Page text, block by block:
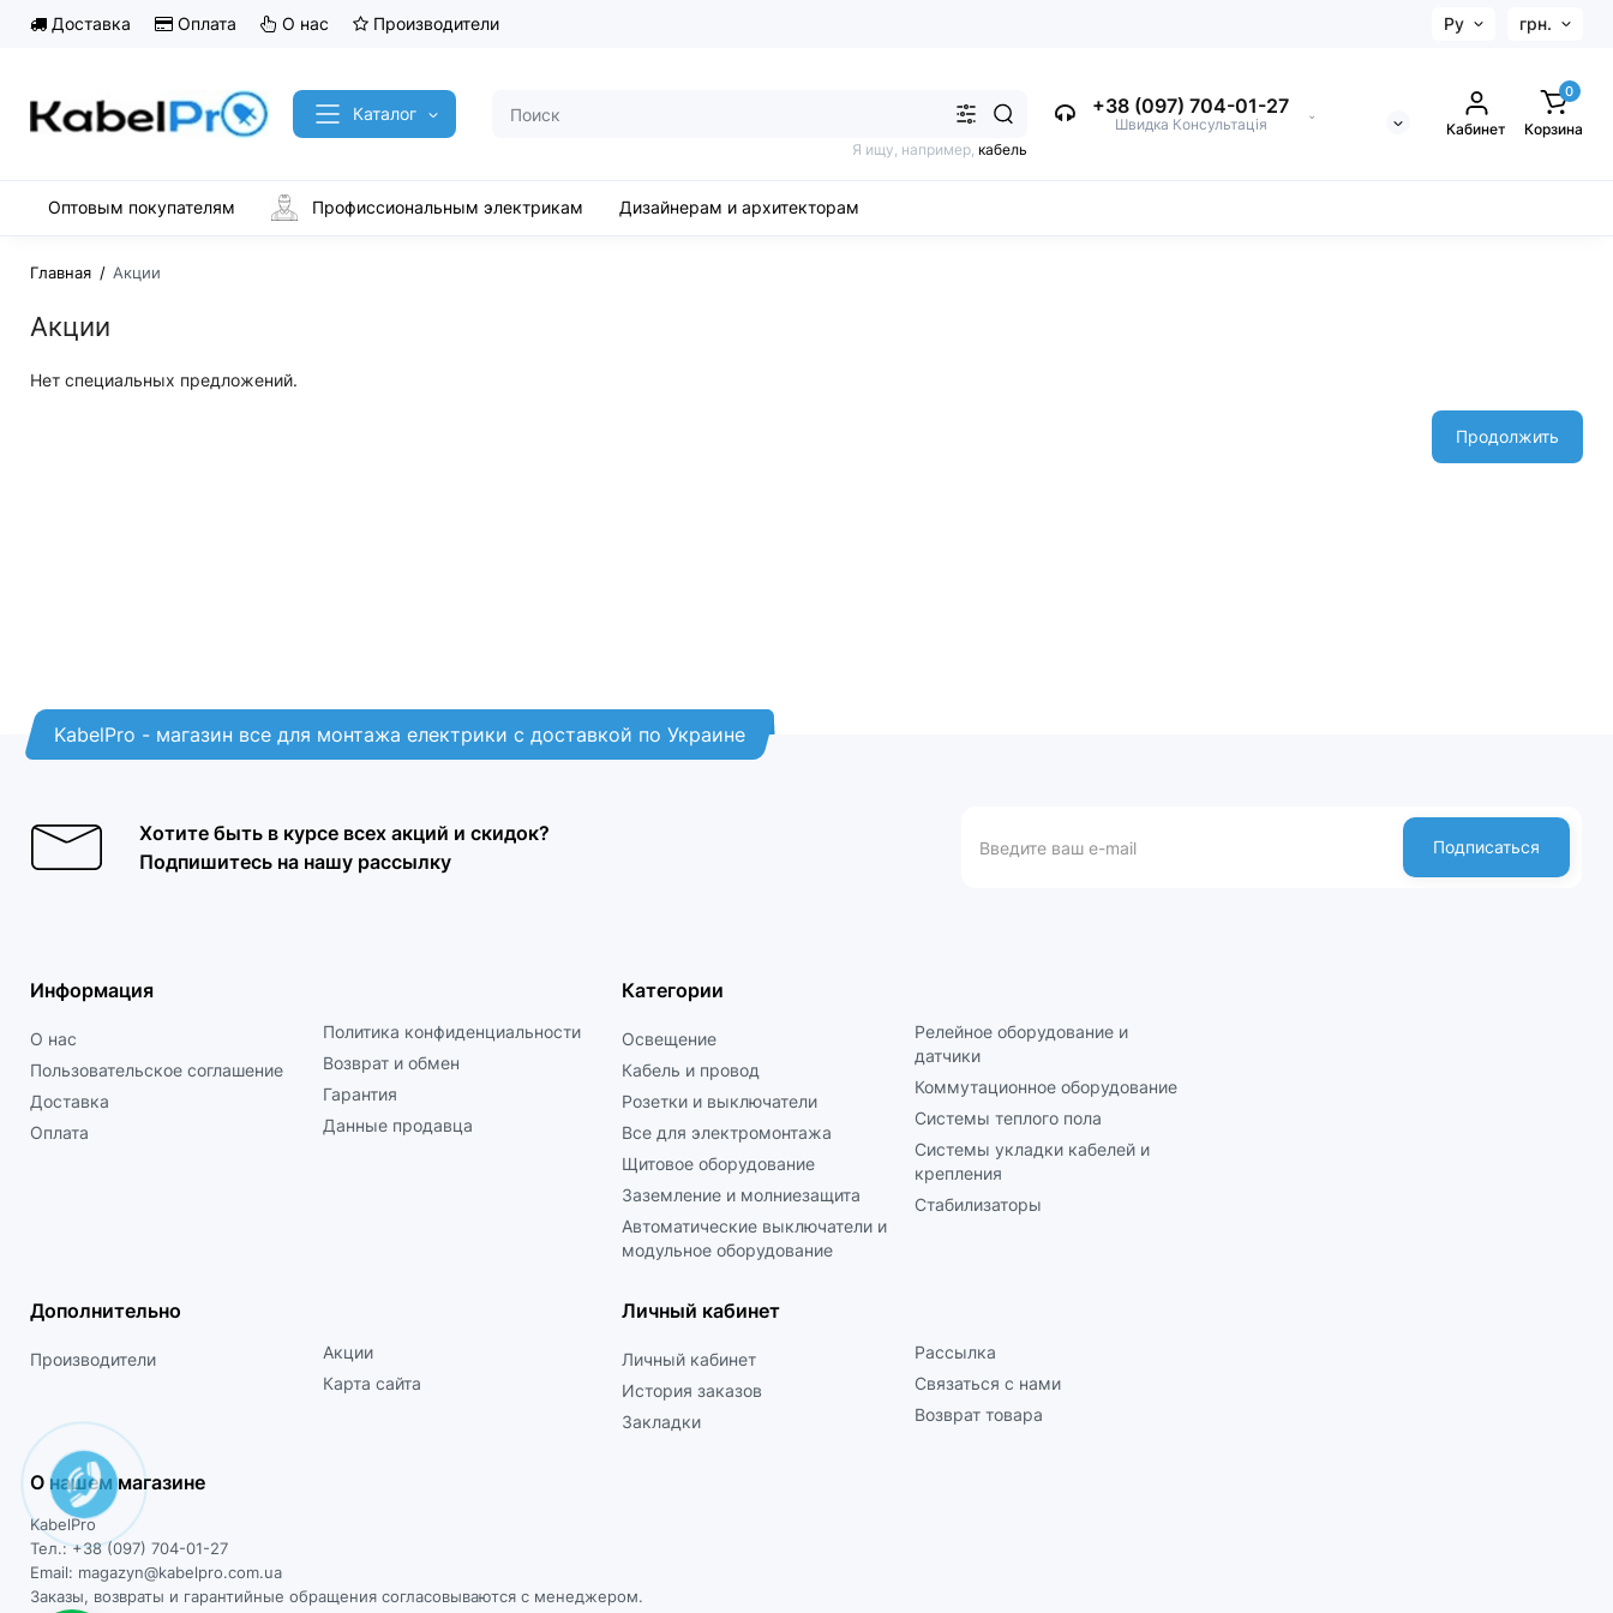
Доставка Оплата О нас Производители Ру грн.
Каталог
Я ищу, например, кабель
+38 (097) 704-01-27
Швидка Консультація
⌄
Кабинет
0
Корзина
Оптовым покупателям Профиссиональным электрикам Дизайнерам и архитекторам
Главная Акции
Акции
Нет специальных предложений.
Продолжить
KabelPro - магазин все для монтажа електрики с доставкой по Украине
Хотите быть в курсе всех акций и скидок?
Подпишитесь на нашу рассылку
Подписаться
Информация
О нас
Пользовательское соглашение
Доставка
Оплата
Политика конфиденциальности
Возврат и обмен
Гарантия
Данные продавца
Категории
Освещение
Кабель и провод
Розетки и выключатели
Все для электромонтажа
Щитовое оборудование
Заземление и молниезащита
Автоматические выключатели и
модульное оборудование
Релейное оборудование и
датчики
Коммутационное оборудование
Системы теплого пола
Системы укладки кабелей и
крепления
Стабилизаторы
Дополнительно
Производители
Акции
Карта сайта
Личный кабинет
Личный кабинет
История заказов
Закладки
Рассылка
Связаться с нами
Возврат товара
О нашем магазине
KabelPro
Тел.: +38 (097) 704-01-27
Email: magazyn@kabelpro.com.ua
Заказы, возвраты и гарантийные обращения согласовываются с менеджером.